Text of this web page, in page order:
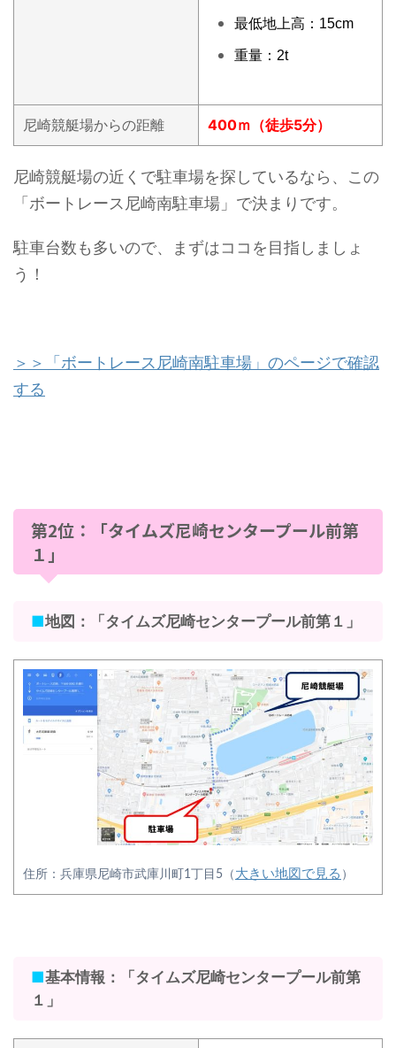
最低地上高：15cm
重量：2t
尼崎競艇場からの距離 400ｍ（徒歩5分）
尼崎競艇場の近くで駐車場を探しているなら、この
「ボートレース尼崎南駐車場」で決まりです。
駐車台数も多いので、まずはココを目指しましょ
う！
＞＞「ボートレース尼崎南駐車場」のページで確認
する
第2位：「タイムズ尼崎センタープール前第
１」
■地図：「タイムズ尼崎センタープール前第１」
住所：兵庫県尼崎市武庫川町1丁目5（ 大きい地図で見る ）
■基本情報：「タイムズ尼崎センタープール前第
１」